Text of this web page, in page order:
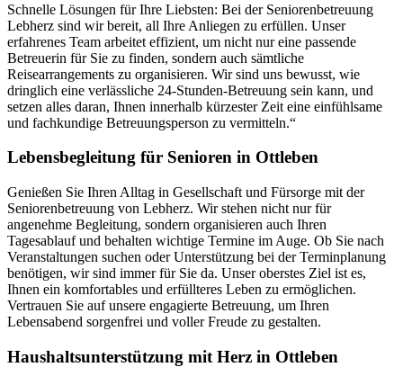
Schnelle Lösungen für Ihre Liebsten: Bei der Seniorenbetreuung
Lebherz sind wir bereit, all Ihre Anliegen zu erfüllen. Unser
erfahrenes Team arbeitet effizient, um nicht nur eine passende
Betreuerin für Sie zu finden, sondern auch sämtliche
Reisearrangements zu organisieren. Wir sind uns bewusst, wie
dringlich eine verlässliche 24-Stunden-Betreuung sein kann, und
setzen alles daran, Ihnen innerhalb kürzester Zeit eine einfühlsame
und fachkundige Betreuungsperson zu vermitteln.“
Lebensbegleitung für Senioren in Ottleben
Genießen Sie Ihren Alltag in Gesellschaft und Fürsorge mit der
Seniorenbetreuung von Lebherz. Wir stehen nicht nur für
angenehme Begleitung, sondern organisieren auch Ihren
Tagesablauf und behalten wichtige Termine im Auge. Ob Sie nach
Veranstaltungen suchen oder Unterstützung bei der Terminplanung
benötigen, wir sind immer für Sie da. Unser oberstes Ziel ist es,
Ihnen ein komfortables und erfüllteres Leben zu ermöglichen.
Vertrauen Sie auf unsere engagierte Betreuung, um Ihren
Lebensabend sorgenfrei und voller Freude zu gestalten.
Haushalts­unterstützung mit Herz in Ottleben